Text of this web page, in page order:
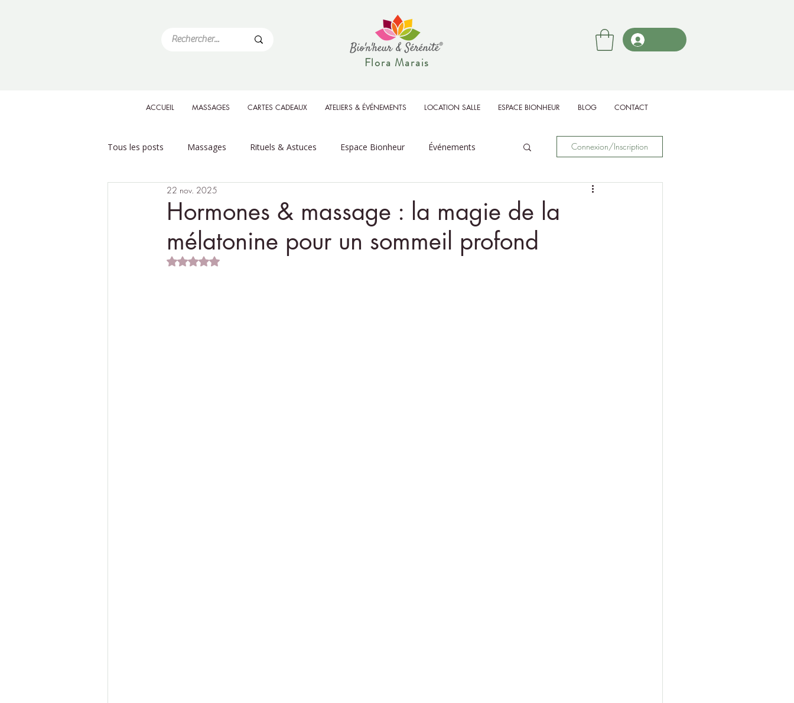
Flora Marais
ACCUEIL MASSAGES CARTES CADEAUX ATELIERS & ÉVÉNEMENTS LOCATION SALLE ESPACE BIONHEUR BLOG CONTACT
Tous les posts Massages Rituels & Astuces Espace Bionheur Événements Connexion/Inscription
Hormones & massage : la magie de la
mélatonine pour un sommeil profond
22 nov. 2025
Noté NaN étoiles sur 5.